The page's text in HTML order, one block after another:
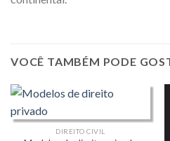
VOCÊ TAMBÉM PODE
DIREITO CIVIL